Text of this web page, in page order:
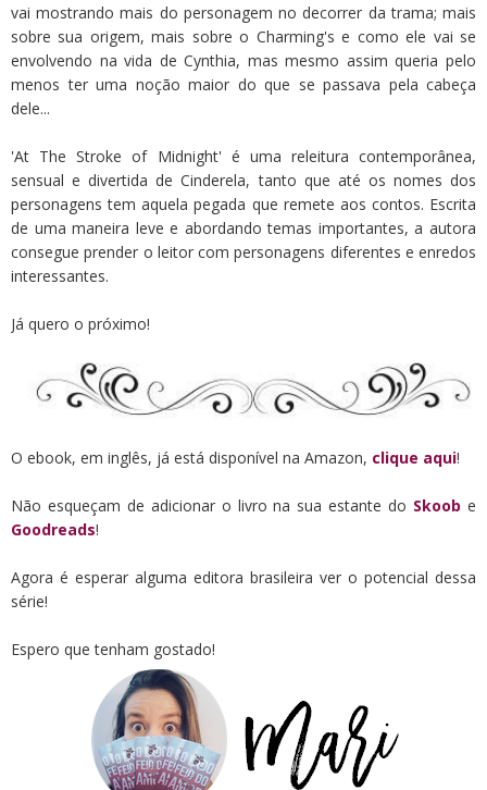
vai mostrando mais do personagem no decorrer da trama; mais
sobre sua origem, mais sobre o Charming's e como ele vai se
envolvendo na vida de Cynthia, mas mesmo assim queria pelo
menos ter uma noção maior do que se passava pela cabeça
dele...
'At The Stroke of Midnight' é uma releitura contemporânea,
sensual e divertida de Cinderela, tanto que até os nomes dos
personagens tem aquela pegada que remete aos contos. Escrita
de uma maneira leve e abordando temas importantes, a autora
consegue prender o leitor com personagens diferentes e enredos
interessantes.
Já quero o próximo!
O ebook, em inglês, já está disponível na Amazon, clique aqui!
Não esqueçam de adicionar o livro na sua estante do Skoob e
Goodreads!
Agora é esperar alguma editora brasileira ver o potencial dessa
série!
Espero que tenham gostado!